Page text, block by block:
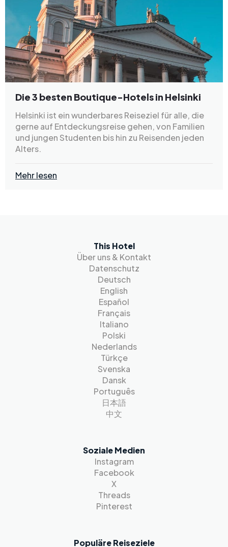
Die 3 besten Boutique-Hotels in Helsinki
Helsinki ist ein wunderbares Reiseziel für alle, die
gerne auf Entdeckungsreise gehen, von Familien
und jungen Studenten bis hin zu Reisenden jeden
Alters.
Mehr lesen
This Hotel
Über uns & Kontakt
Datenschutz
Deutsch
English
Español
Français
Italiano
Polski
Nederlands
Türkçe
Svenska
Dansk
Português
日本語
中文
Soziale Medien
Instagram
Facebook
X
Threads
Pinterest
Populäre Reiseziele